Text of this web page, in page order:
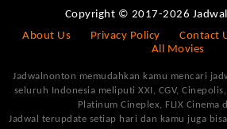
Copyright © 2017-2026
About Us
Privacy Policy Contact
All Movies
Jadwalnonton memudahkan kamu mencari
seluruh Indonesia meliputi XXI, CGV,
Platinum Cineplex, FLIX Cinema
Jadwal terupdate setiap hari dan kamu juga